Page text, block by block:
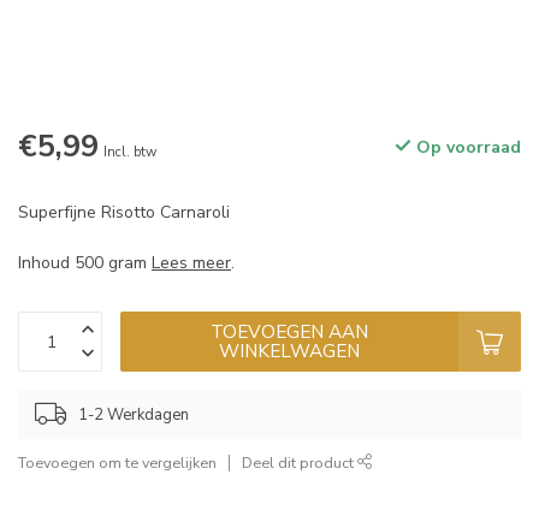
€5,99 Incl. btw Op voorraad
Superfijne Risotto Carnaroli
Inhoud 500 gram Lees meer.
TOEVOEGEN AAN
WINKELWAGEN
1-2 Werkdagen
Toevoegen om te vergelijken Deel dit product